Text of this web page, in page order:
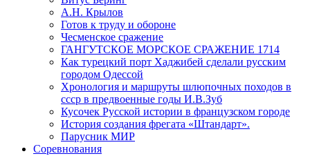
А.Н. Крылов
Готов к труду и обороне
Чесменское сражение
ГАНГУТСКОЕ МОРСКОЕ СРАЖЕНИЕ 1714
Как турецкий порт Хаджибей сделали русским
городом Одессой
Хронология и маршруты шлюпочных походов в
ссср в предвоенные годы И.В.Зуб
Кусочек Русской истории в французском городе
История создания фрегата «Штандарт».
Парусник МИР
Соревнования